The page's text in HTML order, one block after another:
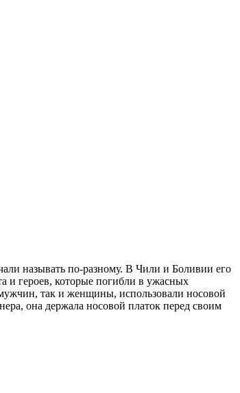
называть по-разному. В Чили и Боливии его
и героев, которые погибли в ужасных
так и женщины, использовали носовой
она держала носовой платок перед своим